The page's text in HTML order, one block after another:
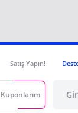
Satış Yapın!
Kuponlarım